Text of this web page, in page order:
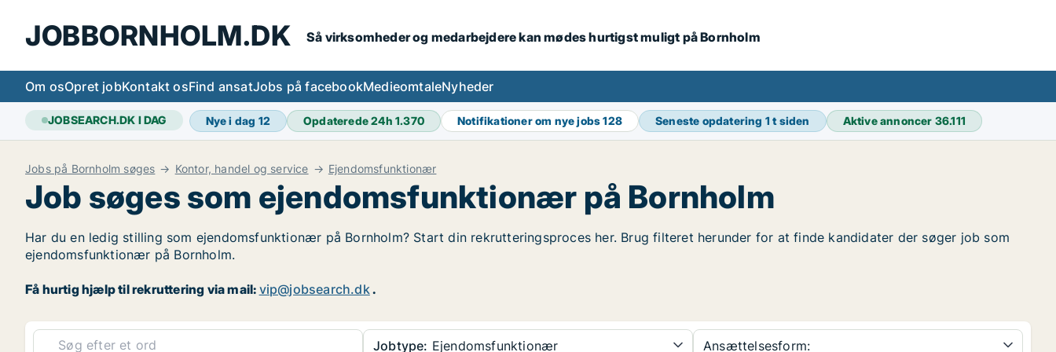
JOBBORNHOLM.DK Så virksomheder og medarbejdere kan mødes hurtigst muligt på Bornholm
Om osOpret jobKontakt osFind ansatJobs på facebookMedieomtaleNyheder
JOBSEARCH.DK I DAG Nye i dag 12 Opdaterede 24h1.370 Notifikationer om nye jobs128 Seneste opdatering 1 t siden Aktive annoncer 36.111
Jobs på Bornholm søges Kontor, handel og service Ejendomsfunktionær
Job søges som ejendomsfunktionær på Bornholm
Har du en ledig stilling som ejendomsfunktionær på Bornholm? Start din rekrutteringsproces her. Brug filteret herunder for at finde kandidater der søger job som
ejendomsfunktionær på Bornholm.
Få hurtig hjælp til rekruttering via mail: vip@jobsearch.dk.
Jobtype: Ejendomsfunktionær Ansættelsesform: